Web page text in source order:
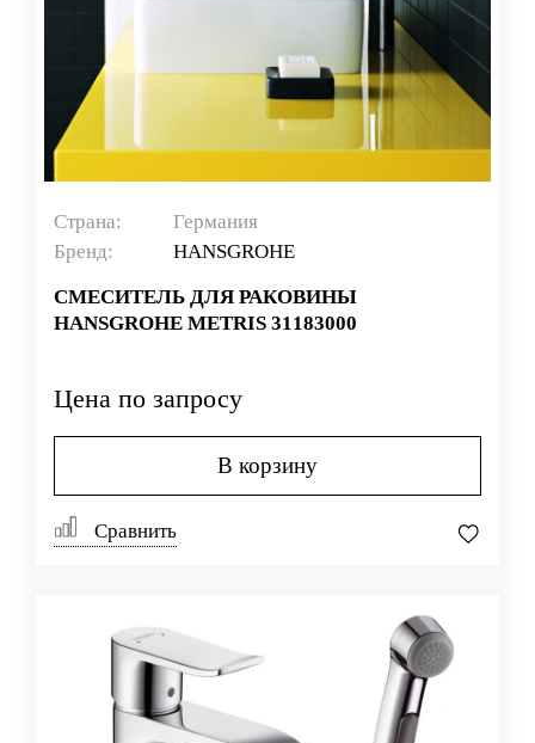
Страна:
Германия
Бренд:
HANSGROHE
СМЕСИТЕЛЬ ДЛЯ РАКОВИНЫ
HANSGROHE METRIS 31183000
Цена по запросу
В корзину
Сравнить